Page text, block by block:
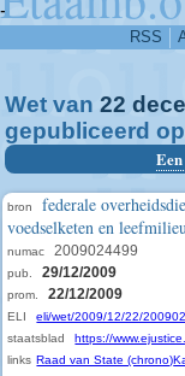
-
RSS
Wet van 22
gepubliceerd op
bron
federale
voedselketen en
numac 2009024499
pub. 29/12/2009
prom. 22/12/2009
ELI
eli/wet/2009/12/22/
staatsblad
https://
links Raad van State (chrono)